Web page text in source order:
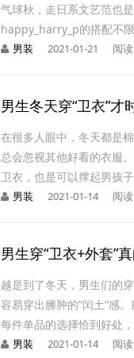
气球秋，走日系文艺范也
happy_harry_p的搭配不
男装 2021-01-21 阅读
男生冬天穿“卫衣”
在很多人眼中，冬天都是
总会忽视其他好看的衣服
卫衣，也是可以撑起男孩
男装 2021-01-14 阅读
男生穿“卫衣+外套”
越是到了冬天，男生们的
容易穿出臃肿的“闰土”感
每件单品的选择恰到好处
男装 2021-01-14 阅读